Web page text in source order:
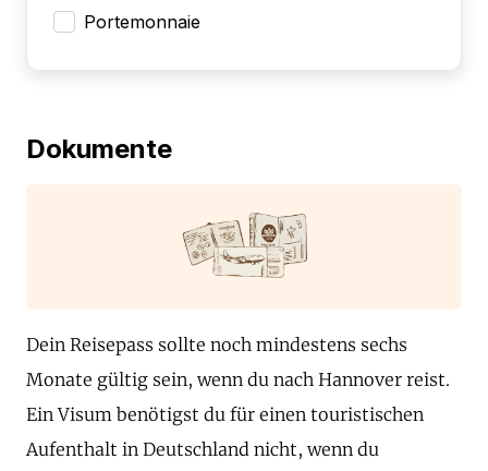
Portemonnaie
Dokumente
Dein Reisepass sollte noch mindestens sechs
Monate gültig sein, wenn du nach Hannover reist.
Ein Visum benötigst du für einen touristischen
Aufenthalt in Deutschland nicht, wenn du